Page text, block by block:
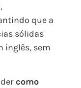
que a
sólidas
inglês, sem
como